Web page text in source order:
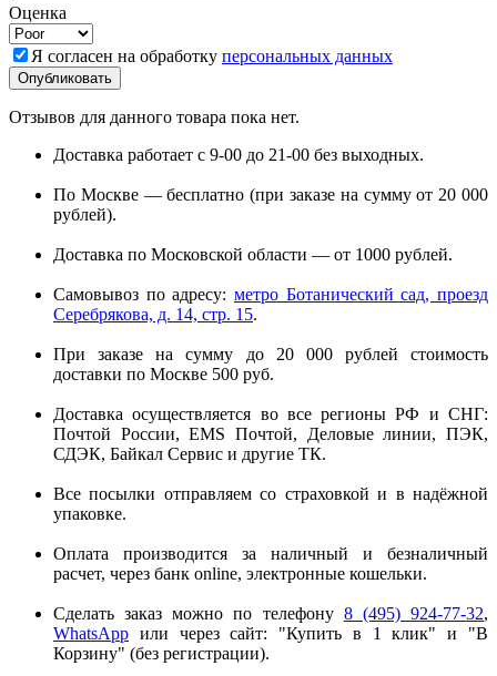
Оценка
Я согласен на обработку персональных данных
Отзывов для данного товара пока нет.
Доставка работает с 9-00 до 21-00 без выходных.
По Москве — бесплатно (при заказе на сумму от 20 000
рублей).
Доставка по Московской области — от 1000 рублей.
Самовывоз по адресу: метро Ботанический сад, проезд
Серебрякова, д. 14, стр. 15.
При заказе на сумму до 20 000 рублей стоимость
доставки по Москве 500 руб.
Доставка осуществляется во все регионы РФ и СНГ:
Почтой России, EMS Почтой, Деловые линии, ПЭК,
СДЭК, Байкал Сервис и другие ТК.
Все посылки отправляем со страховкой и в надёжной
упаковке.
Оплата производится за наличный и безналичный
расчет, через банк online, электронные кошельки.
Сделать заказ можно по телефону 8 (495) 924-77-32,
WhatsApp или через сайт: "Купить в 1 клик" и "В
Корзину" (без регистрации).